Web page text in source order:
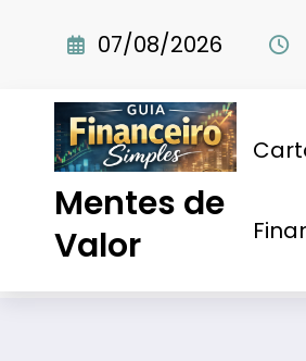
07/08/2026
Mentes de
Valor